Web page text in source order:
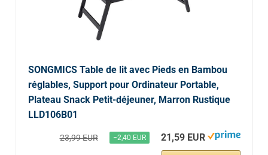
SONGMICS Table de lit avec Pieds en Bambou
réglables, Support pour Ordinateur Portable,
Plateau Snack Petit-déjeuner, Marron Rustique
LLD106B01
23,99 EUR −2,40 EUR 21,59 EUR